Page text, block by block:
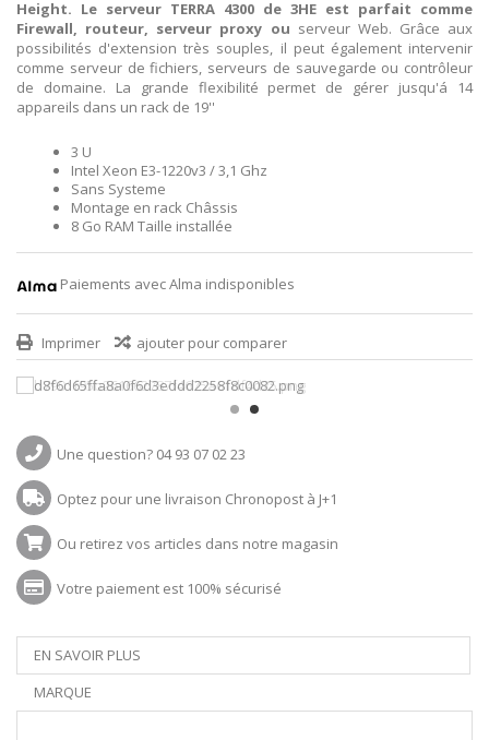
Height. Le serveur TERRA 4300 de 3HE est parfait comme
Firewall, routeur, serveur proxy ou serveur Web. Grâce aux
possibilités d'extension très souples, il peut également intervenir
comme serveur de fichiers, serveurs de sauvegarde ou contrôleur
de domaine. La grande flexibilité permet de gérer jusqu'á 14
appareils dans un rack de 19''
3 U
Intel Xeon E3-1220v3 / 3,1 Ghz
Sans Systeme
Montage en rack Châssis
8 Go RAM Taille installée
Paiements avec Alma indisponibles
Imprimer ajouter pour comparer
Une question? 04 93 07 02 23
Optez pour une livraison Chronopost à J+1
Ou retirez vos articles dans notre magasin
Votre paiement est 100% sécurisé
EN SAVOIR PLUS
MARQUE